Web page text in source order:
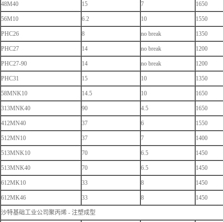
48M40 15 7 1650
56M10 6.2 10 1550
PHC26 8 no break 1350
PHC27 14 no break 1200
PHC27-90 14 no break 1200
PHC31 15 10 1350
58MNK10 14.5 10 1650
313MNK40 90 4.5 1650
412MN40 37 6 1550
512MN10 37 7 1400
513MNK10 70 6.5 1450
513MNK40 70 6.5 1450
612MK10 33 8 1450
612MK46 33 8 1450
沙特基础工业公司聚丙烯 - 注塑成型